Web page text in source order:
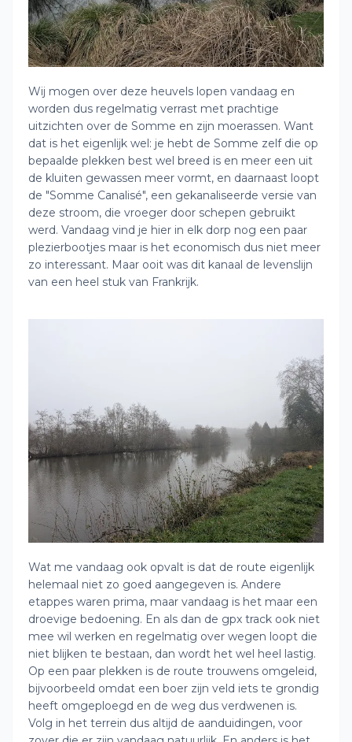
Wij mogen over deze heuvels lopen vandaag en
worden dus regelmatig verrast met prachtige
uitzichten over de Somme en zijn moerassen. Want
dat is het eigenlijk wel: je hebt de Somme zelf die op
bepaalde plekken best wel breed is en meer een uit
de kluiten gewassen meer vormt, en daarnaast loopt
de "Somme Canalisé", een gekanaliseerde versie van
deze stroom, die vroeger door schepen gebruikt
werd. Vandaag vind je hier in elk dorp nog een paar
plezierbootjes maar is het economisch dus niet meer
zo interessant. Maar ooit was dit kanaal de levenslijn
van een heel stuk van Frankrijk.
Wat me vandaag ook opvalt is dat de route eigenlijk
helemaal niet zo goed aangegeven is. Andere
etappes waren prima, maar vandaag is het maar een
droevige bedoening. En als dan de gpx track ook niet
mee wil werken en regelmatig over wegen loopt die
niet blijken te bestaan, dan wordt het wel heel lastig.
Op een paar plekken is de route trouwens omgeleid,
bijvoorbeeld omdat een boer zijn veld iets te grondig
heeft omgeploegd en de weg dus verdwenen is.
Volg in het terrein dus altijd de aanduidingen, voor